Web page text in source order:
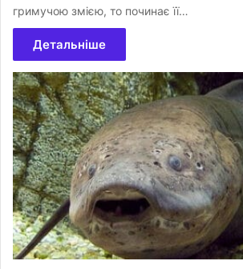
гримучою змією, то починає її…
Детальніше